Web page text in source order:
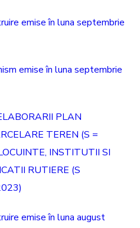
emise în luna septembrie
emise în luna septembrie
PLAN
TEREN (S =
INSTITUTII SI
RUTIERE (S
emise în luna august